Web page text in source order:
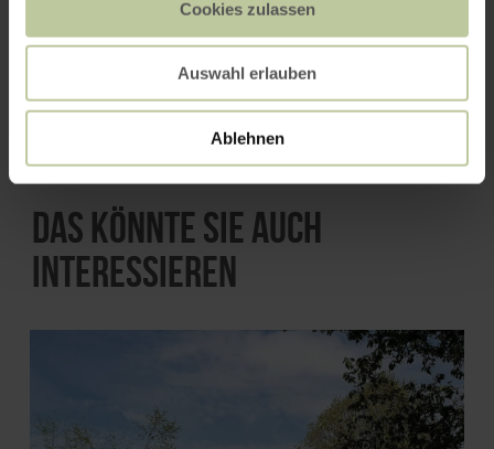
Cookies zulassen
Auswahl erlauben
Ablehnen
ROUTE PLANEN
Das könnte Sie auch
interessieren